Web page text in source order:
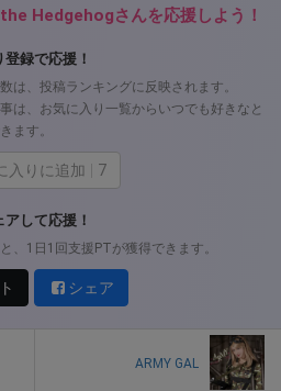
Hedgehogさんを応援しよう！
録で応援！
は、投稿ランキングに反映されます。
は、お気に入り一覧からいつでも好きなと
ます。
入りに追加 7
して応援！
、1日1回支援PTが獲得できます。
シェア
ARMY GAL